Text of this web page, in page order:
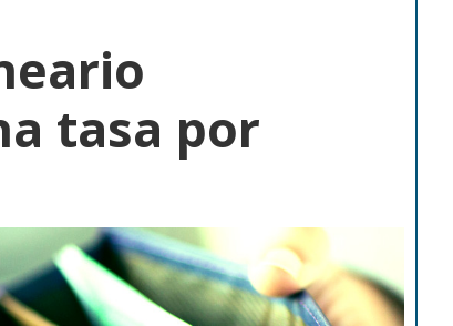
tasa por